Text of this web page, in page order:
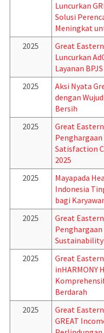
Luncurkan
Solusi
Meningkat
2025
Great
Luncurkan
Layanan BPJS
2025
Aksi Nyata
dengan
Bersih
2025
Great
Satisfaction
2025
2025
Mayapada
Indonesia
bagi
2025
Great
Sustainability
2025
Great
inHARMONY
Berdarah
2025
Great
GREAT